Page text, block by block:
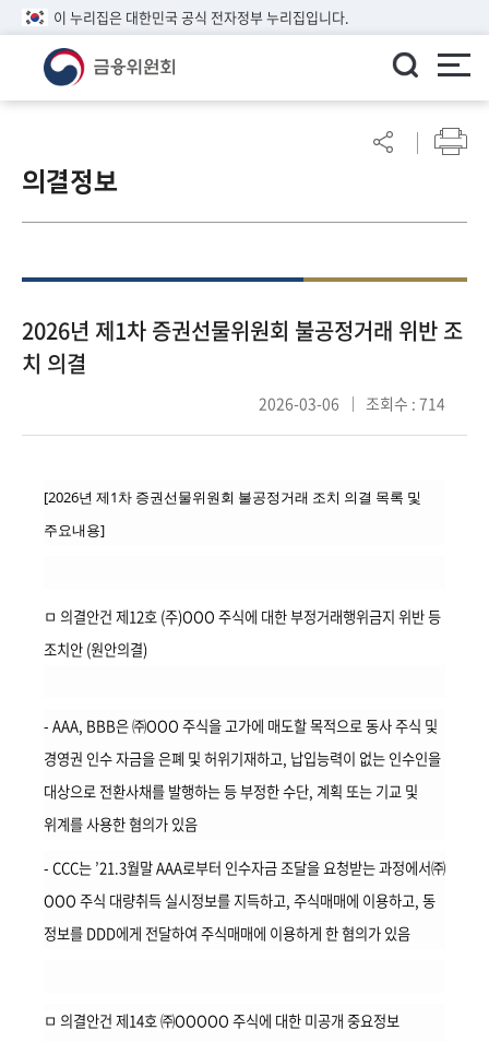
이 누리집은 대한민국 공식 전자정부 누리집입니다.
린
이알
참
여
마
의결정보
2026년 제1차 증권선물위원회 불공정거래 위반 조
치 의결
2026-03-06 조회수 : 714
[2026년 제1차 증권선물위원회 불공정거래 조치 의결 목록 및
주요내용]
ㅁ 의결안건 제12호 (주)OOO 주식에 대한 부정거래행위금지 위반 등
조치안 (원안의결)
- AAA, BBB은 ㈜OOO 주식을 고가에 매도할 목적으로 동사 주식 및
경영권 인수 자금을 은폐 및 허위기재하고, 납입능력이 없는 인수인을
대상으로 전환사채를 발행하는 등 부정한 수단, 계획 또는 기교 및
위계를 사용한 혐의가 있음
- CCC는 ’21.3월말 AAA로부터 인수자금 조달을 요청받는 과정에서㈜
OOO 주식 대량취득 실시정보를 지득하고, 주식매매에 이용하고, 동
정보를 DDD에게 전달하여 주식매매에 이용하게 한 혐의가 있음
ㅁ 의결안건 제14호 ㈜OOOOO 주식에 대한 미공개 중요정보